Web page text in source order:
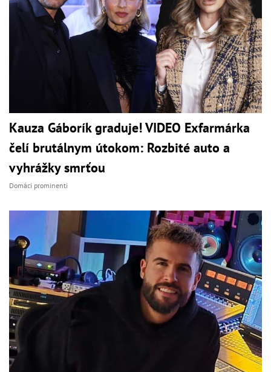
Kauza Gáborík graduje! VIDEO Exfarmárka
čelí brutálnym útokom: Rozbité auto a
vyhrážky smrťou
Domáci prominenti